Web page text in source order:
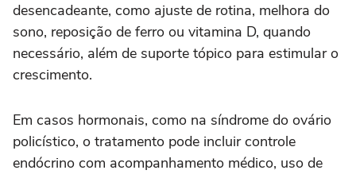
desencadeante, como ajuste de rotina, melhora do
sono, reposição de ferro ou vitamina D, quando
necessário, além de suporte tópico para estimular o
crescimento.
Em casos hormonais, como na síndrome do ovário
policístico, o tratamento pode incluir controle
endócrino com acompanhamento médico, uso de